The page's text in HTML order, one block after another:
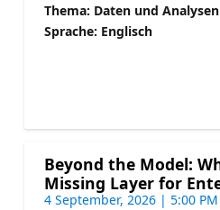
Thema: Daten und Analysen
Sprache: Englisch
Beyond the Model:
Missing Layer for
4 September, 2026 | 5:00 PM